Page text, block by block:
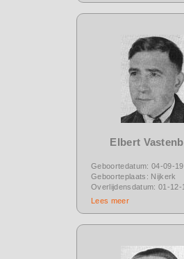
Elbert
Geboortedatum: 04-09-
Geboorteplaats: Nijkerk
Overlijdensdatum: 01-12-
Lees meer